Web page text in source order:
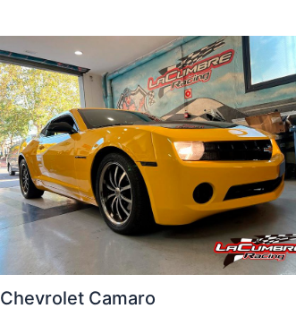
Chevrolet Camaro